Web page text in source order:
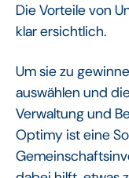
Die Vorteile von
klar ersichtlich.
Um sie zu
auswählen und
Verwaltung und
Optimy ist eine